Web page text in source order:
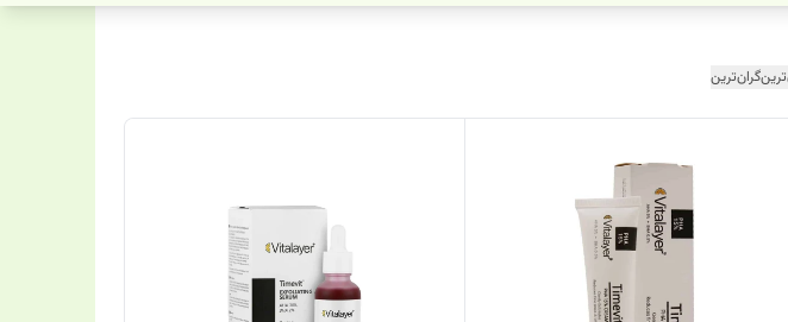
گران‌ترین